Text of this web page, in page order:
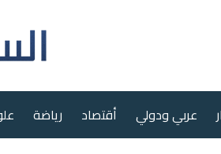
عربي ودولي أقتصاد رياضة